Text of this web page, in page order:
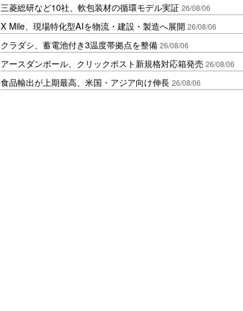
三菱総研など10社、軟包装材の循環モデル実証 26/08/06
X Mile、現場特化型AIを物流・建設・製造へ展開 26/08/06
クラダシ、蓄電池付き3温度帯拠点を整備 26/08/06
アースダンボール、クリックポスト新規格対応箱発売 26/08/06
食品輸出が上期最高、米国・アジア向け伸長 26/08/06